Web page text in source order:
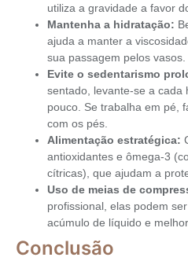
utiliza a gravidade a favor
Mantenha a hidratação:
ajuda a manter a
sua passagem pelos vasos.
Evite o sedentarismo
sentado, levante-se a cada
pouco. Se trabalha em pé,
com os pés.
Alimentação estratégica:
antioxidantes e ômega-3
cítricas), que ajudam a
Uso de meias de
profissional, elas podem
acúmulo de líquido e
Conclusão